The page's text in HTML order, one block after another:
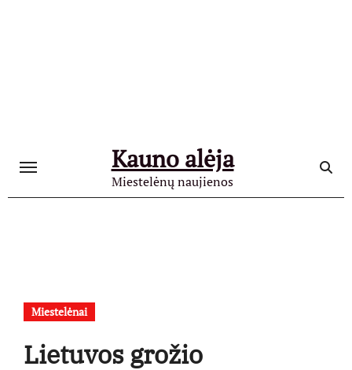
Kauno alėja
Miestelėnų naujienos
Miestelėnai
Lietuvos grožio